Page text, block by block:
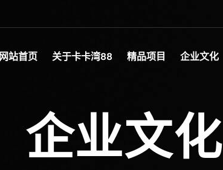
网站首页 关于卡卡湾88 精品项目 企业文化
企业文化